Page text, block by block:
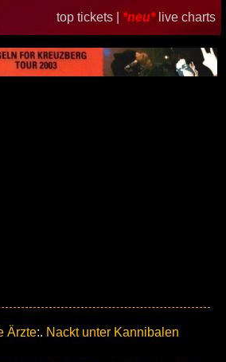
top tickets | *neu* live charts
Ärzte:. Nackt unter Kannibalen